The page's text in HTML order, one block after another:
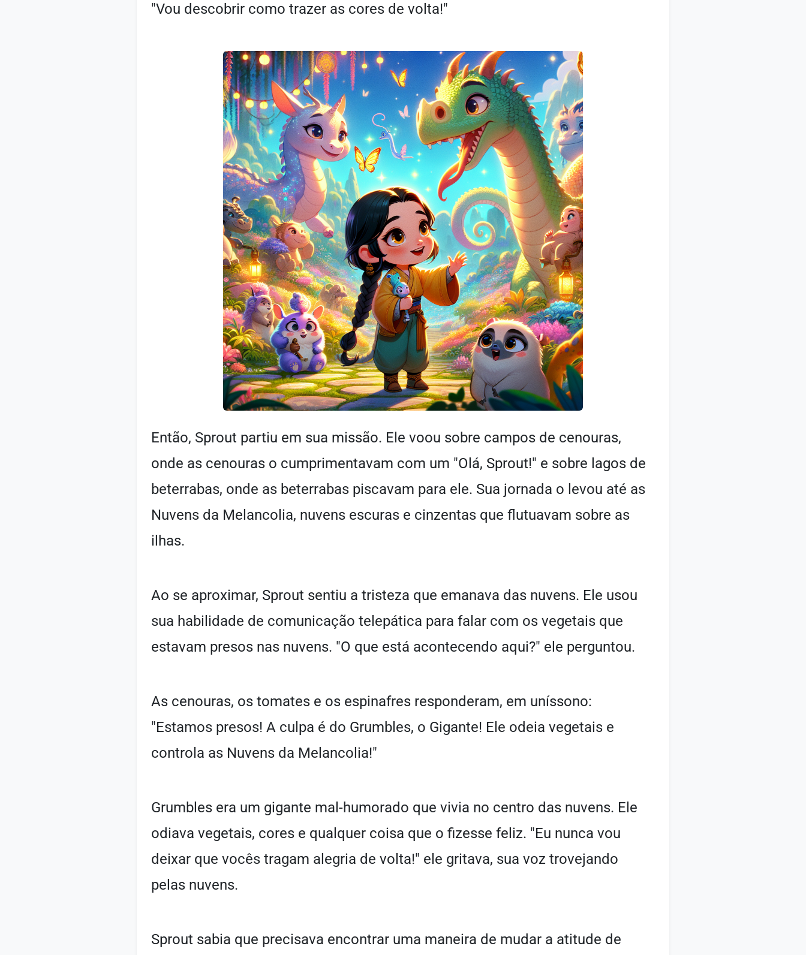
"Vou descobrir como trazer as cores de volta!"
Então, Sprout partiu em sua missão. Ele voou sobre campos de cenouras,
onde as cenouras o cumprimentavam com um "Olá, Sprout!" e sobre lagos de
beterrabas, onde as beterrabas piscavam para ele. Sua jornada o levou até as
Nuvens da Melancolia, nuvens escuras e cinzentas que flutuavam sobre as
ilhas.
Ao se aproximar, Sprout sentiu a tristeza que emanava das nuvens. Ele usou
sua habilidade de comunicação telepática para falar com os vegetais que
estavam presos nas nuvens. "O que está acontecendo aqui?" ele perguntou.
As cenouras, os tomates e os espinafres responderam, em uníssono:
"Estamos presos! A culpa é do Grumbles, o Gigante! Ele odeia vegetais e
controla as Nuvens da Melancolia!"
Grumbles era um gigante mal-humorado que vivia no centro das nuvens. Ele
odiava vegetais, cores e qualquer coisa que o fizesse feliz. "Eu nunca vou
deixar que vocês tragam alegria de volta!" ele gritava, sua voz trovejando
pelas nuvens.
Sprout sabia que precisava encontrar uma maneira de mudar a atitude de